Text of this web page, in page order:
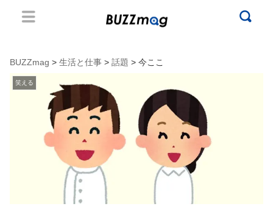
BUZZmag > 生活と仕事 > 話題 > 今ここ
笑える